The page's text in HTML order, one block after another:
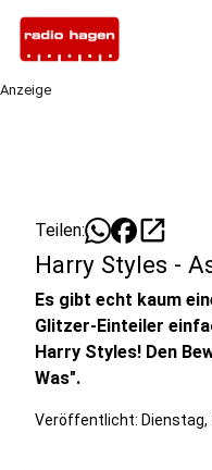
Anzeige
Teilen: open_in_new
Harry Styles -
Es gibt echt kaum
Glitzer-Einteiler
Harry Styles! Den
Was".
Veröffentlicht: Dienstag,